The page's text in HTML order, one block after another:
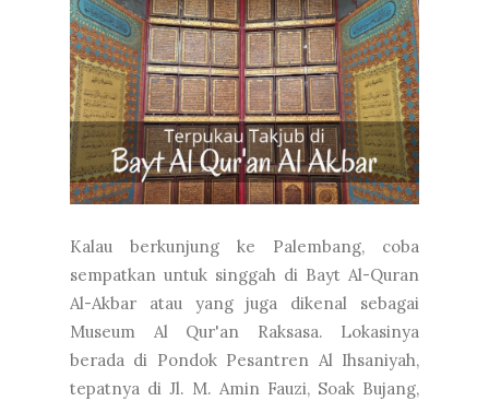
Kalau berkunjung ke Palembang, coba
sempatkan untuk singgah di Bayt Al-Quran
Al-Akbar atau yang juga dikenal sebagai
Museum Al Qur'an Raksasa. Lokasinya
berada di Pondok Pesantren Al Ihsaniyah,
tepatnya di Jl. M. Amin Fauzi, Soak Bujang,